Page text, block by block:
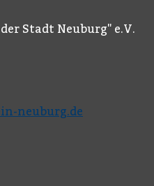
Stadt Neuburg" e.V.
neuburg.de